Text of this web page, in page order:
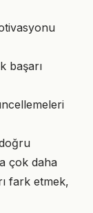
başarı
çok daha
fark etmek,